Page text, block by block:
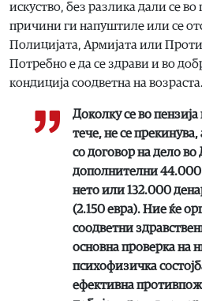
искуство, без разлика дали се
причини ги напуштиле или се
Полицијата, Армијата или
Потребно е да се здрави и во
кондиција соодветна на возраста.
Доколку се во
тече, не се
со договор на дело во
дополнителни
нето или 132.000
(2.150 евра). Ние ќе
соодветни
основна проверка на
психофизичка
ефективна